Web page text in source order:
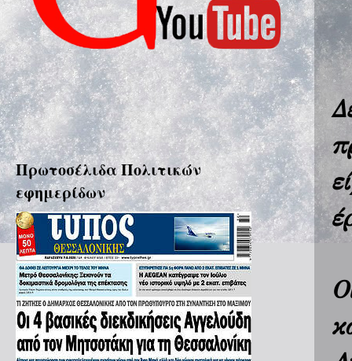
Πρωτοσέλιδα Πολιτικών
εφημερίδων